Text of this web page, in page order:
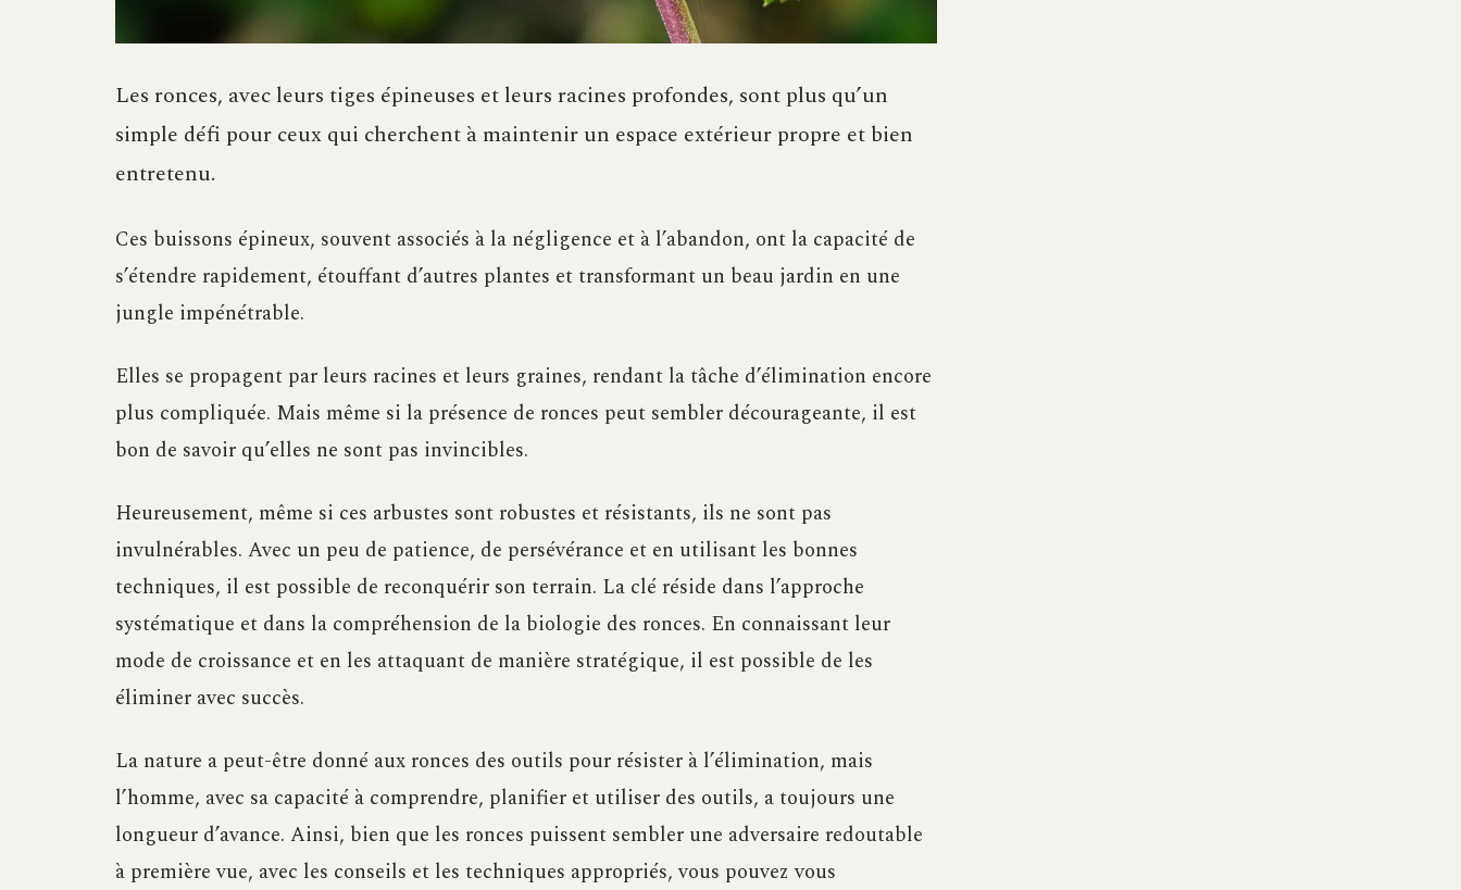
Les ronces, avec leurs tiges épineuses et leurs racines profondes, sont plus qu’un
simple défi pour ceux qui cherchent à maintenir un espace extérieur propre et bien
entretenu.
Ces buissons épineux, souvent associés à la négligence et à l’abandon, ont la capacité de
s’étendre rapidement, étouffant d’autres plantes et transformant un beau jardin en une
jungle impénétrable.
Elles se propagent par leurs racines et leurs graines, rendant la tâche d’élimination encore
plus compliquée. Mais même si la présence de ronces peut sembler décourageante, il est
bon de savoir qu’elles ne sont pas invincibles.
Heureusement, même si ces arbustes sont robustes et résistants, ils ne sont pas
invulnérables. Avec un peu de patience, de persévérance et en utilisant les bonnes
techniques, il est possible de reconquérir son terrain. La clé réside dans l’approche
systématique et dans la compréhension de la biologie des ronces. En connaissant leur
mode de croissance et en les attaquant de manière stratégique, il est possible de les
éliminer avec succès.
La nature a peut-être donné aux ronces des outils pour résister à l’élimination, mais
l’homme, avec sa capacité à comprendre, planifier et utiliser des outils, a toujours une
longueur d’avance. Ainsi, bien que les ronces puissent sembler une adversaire redoutable
à première vue, avec les conseils et les techniques appropriés, vous pouvez vous